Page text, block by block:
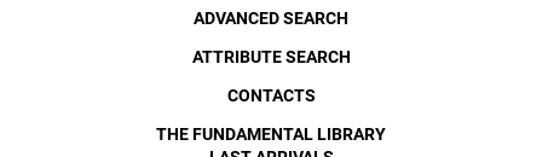
ADVANCED SEARCH
ATTRIBUTE SEARCH
CONTACTS
THE FUNDAMENTAL LIBRARY